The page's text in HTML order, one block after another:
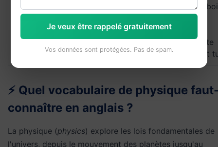
Distillation
liquids based on
Precipitate Précipité
A white precipitate
formed in the test
⚡ Quel vocabulaire de physique
connaître en anglais ?
La physique (physics) explore les lois fondamentales de
l'univers, depuis le mouvement des planètes jusqu'au
Je veux être rappelé gratuitement
Vos données sont protégées. Pas de spam.